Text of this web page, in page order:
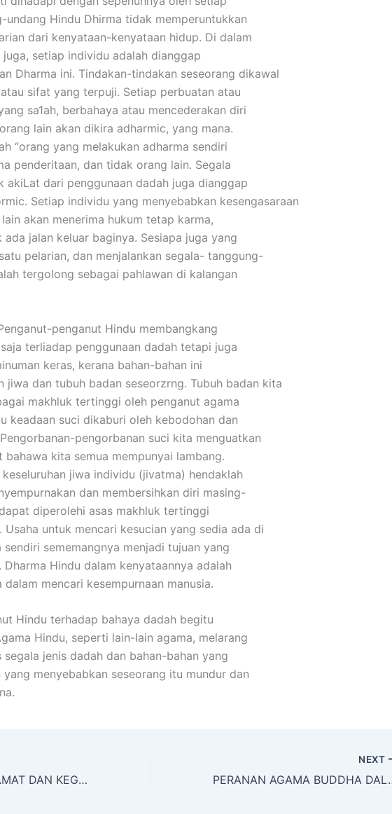
undang Hindu Dhirma tidak memperuntukkan
dari kenyataan-kenyataan hidup. Di dalam
setiap individu adalah dianggap
Dharma ini. Tindakan-tindakan seseorang dikawal
sifat yang terpuji. Setiap perbuatan atau
sa1ah, berbahaya atau mencederakan diri
lain akan dikira adharmic, yang mana.
“orang yang melakukan adharma sendiri
penderitaan, dan tidak orang lain. Segala
akiLat dari penggunaan dadah juga dianggap
Setiap individu yang menyebabkan kesengasaraan
akan menerima hukum tetap karma,
ada jalan keluar baginya. Sesiapa juga yang
pelarian, dan menjalankan segala- tanggung-
tergolong sebagai pahlawan di kalangan
penganut Hindu membangkang
terliadap penggunaan dadah tetapi juga
keras, kerana bahan-bahan ini
jiwa dan tubuh badan seseorzrng. Tubuh badan kita
makhluk tertinggi oleh penganut agama
keadaan suci dikaburi oleh kebodohan dan
pengorbanan suci kita menguatkan
bahawa kita semua mempunyai lambang.
keseluruhan jiwa individu (jivatma) hendaklah
dan membersihkan diri masing-
diperolehi asas makhluk tertinggi
Usaha untuk mencari kesucian yang sedia ada di
sendiri sememangnya menjadi tujuan yang
Dharma Hindu dalam kenyataannya adalah
dalam mencari kesempurnaan manusia.
Hindu terhadap bahaya dadah begitu
Hindu, seperti lain-Iain agama, melarang
segala jenis dadah dan bahan-bahan yang
yang menyebabkan seseorang itu mundur dan
FALSAFAH MATLAMAT DAN KEGIATAN PUSAT PEMULIHAN DADAH
NEXT
PERANAN